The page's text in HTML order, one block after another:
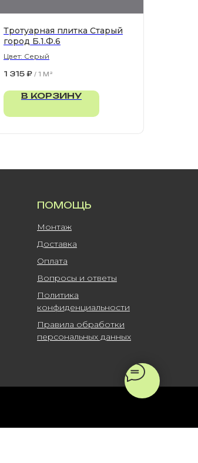
Тротуарная плитка Старый
город Б.1.Ф.6
Цвет: Серый
1 315 ₽ / 1 M²
В КОРЗИНУ
ПОМОЩЬ
Правила обработки
персональных данных
Политика
конфиденциальности
Вопросы и ответы
Оплата
Доставка
Монтаж